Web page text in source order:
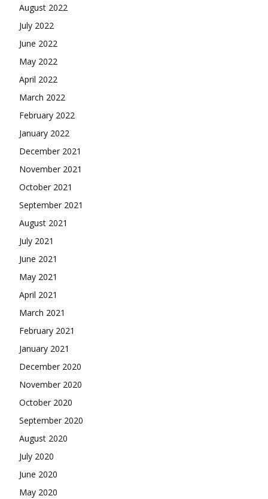
August 2022
July 2022
June 2022
May 2022
April 2022
March 2022
February 2022
January 2022
December 2021
November 2021
October 2021
September 2021
August 2021
July 2021
June 2021
May 2021
April 2021
March 2021
February 2021
January 2021
December 2020
November 2020
October 2020
September 2020
August 2020
July 2020
June 2020
May 2020